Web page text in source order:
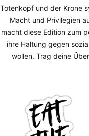
Totenkopf und der Krone
Macht und Privilegien
macht diese Edition zum
ihre Haltung gegen
wollen. Trag deine